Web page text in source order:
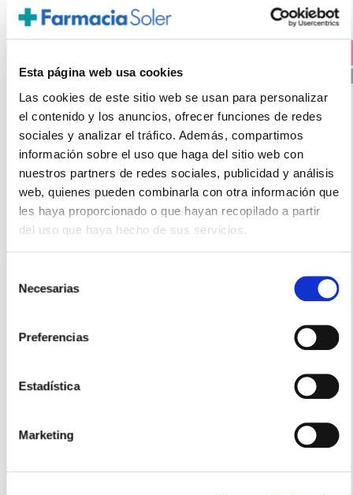
Esta página web usa cookies
Las cookies de este sitio web se usan para personalizar
el contenido y los anuncios, ofrecer funciones de redes
sociales y analizar el tráfico. Además, compartimos
información sobre el uso que haga del sitio web con
nuestros partners de redes sociales, publicidad y análisis
web, quienes pueden combinarla con otra información que
les haya proporcionado o que hayan recopilado a partir
del uso que haya hecho de sus servicios.
Necesarias
Preferencias
Estadística
Marketing
PVP RECOMENDADO. 186.00€
SKINCEUTICALS
SERUM CE FERULIC (30ML)
167,40€
también compraron